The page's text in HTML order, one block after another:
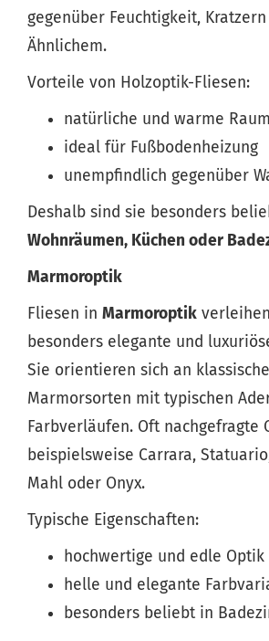
gegenüber Feuchtigkeit,
Ähnlichem.
Vorteile von Holzoptik-Fliesen:
natürliche und warme
ideal für Fußbodenheizung
unempfindlich gegenüber
Deshalb sind sie besonders
Wohnräumen, Küchen oder
Marmoroptik
Fliesen in Marmoroptik
besonders elegante und
Sie orientieren sich an
Marmorsorten mit typischen
Farbverläufen. Oft nachgefragte
beispielsweise Carrara,
Mahl oder Onyx.
Typische Eigenschaften:
hochwertige und edle Optik
helle und elegante
besonders beliebt in